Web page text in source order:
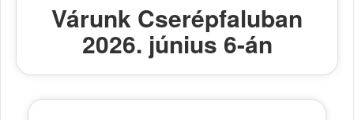
Várunk Cserépfaluban
2026. június 6-án